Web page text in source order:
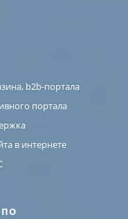
b2b-портала
портала
в интернете